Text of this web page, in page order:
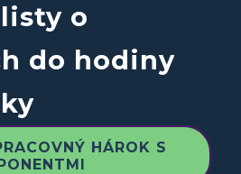
o
do hodiny
HÁROK S